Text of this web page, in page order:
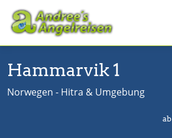
Hammarvik 1
Norwegen - Hitra & Umgebung
ab